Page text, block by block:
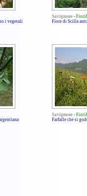
i vegetali
Savignone -
Fiore di Scilla
Savignone -
Farfalle che si